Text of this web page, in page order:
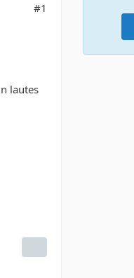
#1
lautes